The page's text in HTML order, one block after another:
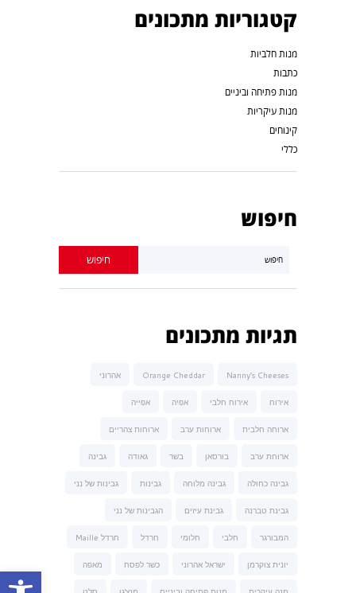
פתח סרגל נגישות
קטגוריות מתכונים
מנות חלביות
כתבות
מנות פתיחה וביניים
מנות עיקריות
קינוחים
כללי
חיפוש
תגיות מתכונים
Nanny’s Cheeses
Orange Cheddar אהרוני
אירוח אירוח חלבי אפיה אפייה
ארוחה חלבית ארוחות ערב ארוחות צהריים
ארוחת ערב בורסאן בשר גאודה גבינה
גבינה כחולה גבינה מלוחה גבינות גבינות של נני
גבינת טברנה גבינת עיזים הגבינות של נני
המבורגר חלבי חלומי חרדל חרדל Maille
יונית צוקרמן ישראל אהרוני כשר לפסח מאפה